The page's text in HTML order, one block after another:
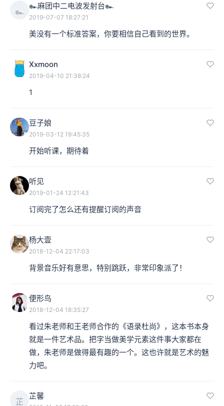
๛
๛麻团中二电波发射台๛
2019-07-07 18:27:21
美没有一个标准答案，你要相信自己看到的世界。
Xxmoon
2019-04-10 21:38:24
1
豆子娘
2019-03-12 19:45:35
开始听课，期待着
听见
2019-01-24 12:21:43
订阅完了怎么还有提醒订阅的声音
杨大壹
2018-12-04 22:17:03
背景音乐好有意思，特别跳跃，非常印象派了！
便形鸟
2018-12-04 18:35:27
看过朱老师和王老师合作的《语录杜尚》，这本书本身
就是一件艺术品。把字当做美学元素这件事大家都在
做，朱老师是做得最有趣的一个。这也许就是艺术的魅
力吧。
芷
芷馨